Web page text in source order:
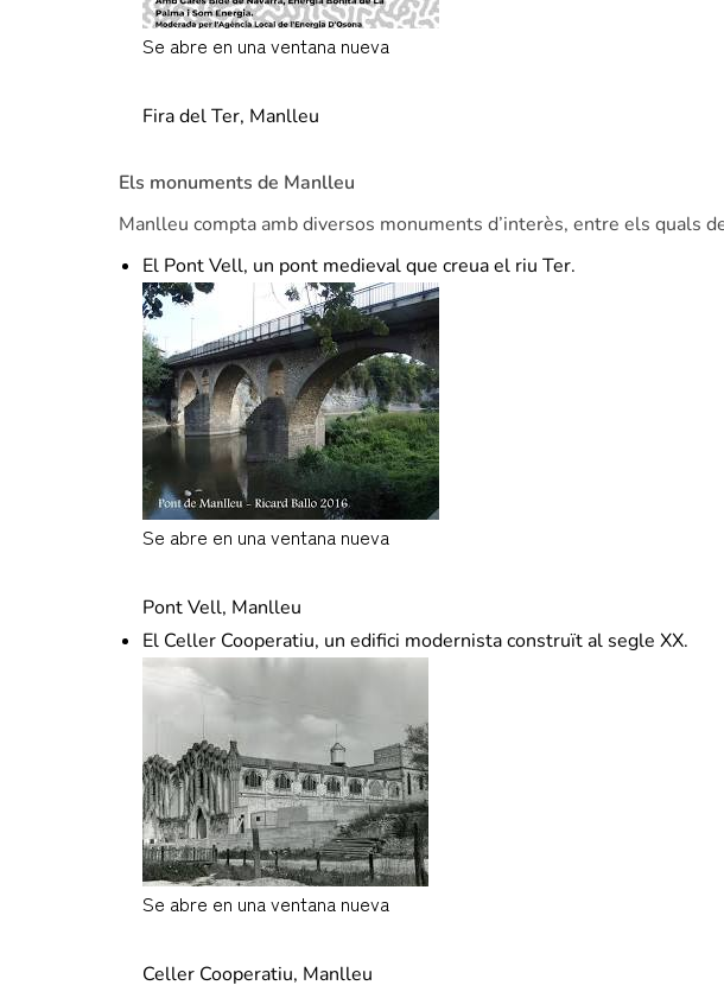
Se abre en una ventana nueva
Fira del Ter, Manlleu
Els monuments de Manlleu
Manlleu compta amb diversos monuments d’interès, entre els quals
El Pont Vell, un pont medieval que creua el riu Ter.
Se abre en una ventana nueva
Pont Vell, Manlleu
El Celler Cooperatiu, un edifici modernista construït al segle XX.
Se abre en una ventana nueva
Celler Cooperatiu, Manlleu